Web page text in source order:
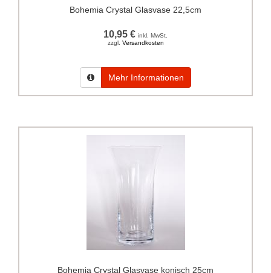
Bohemia Crystal Glasvase 22,5cm
10,95 € inkl. MwSt.
zzgl. Versandkosten
Mehr Informationen
Bohemia Crystal Glasvase konisch 25cm